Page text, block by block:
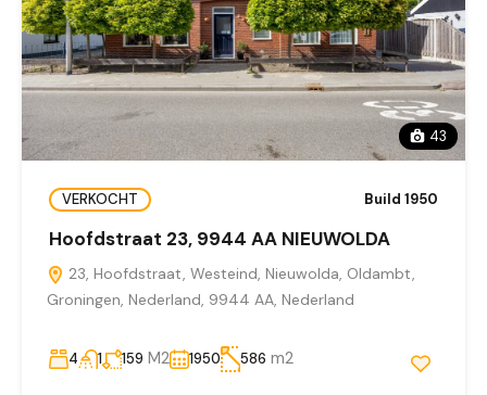
43
VERKOCHT Build 1950
Hoofdstraat 23, 9944 AA NIEUWOLDA
23, Hoofdstraat, Westeind, Nieuwolda, Oldambt,
Groningen, Nederland, 9944 AA, Nederland
4 1 159 M2 1950 586 m2